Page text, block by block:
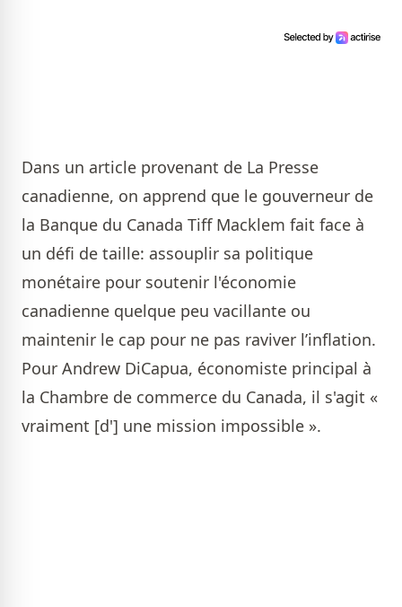
Dans un article provenant de La Presse
canadienne, on apprend que le gouverneur de
la Banque du Canada Tiff Macklem fait face à
un défi de taille: assouplir sa politique
monétaire pour soutenir l'économie
canadienne quelque peu vacillante ou
maintenir le cap pour ne pas raviver l’inflation.
Pour Andrew DiCapua, économiste principal à
la Chambre de commerce du Canada, il s'agit «
vraiment [d'] une mission impossible ».